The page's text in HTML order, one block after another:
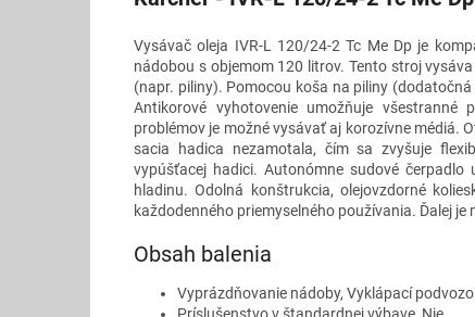
Vysávač oleja IVR-L 120/24-2 Tc Me Dp je
nádobou s objemom 120 litrov. Tento stroj
(napr. piliny). Pomocou koša na piliny
Antikorové vyhotovenie umožňuje
problémov je možné vysávať aj korozívne médiá.
sacia hadica nezamotala, čím sa zvyšuje
vypúšťacej hadici. Autonómne sudové
hladinu. Odolná konštrukcia, olejovzdorné
každodenného priemyselného používania. Ďalej
Obsah balenia
Vyprázdňovanie nádoby, Vyklápací